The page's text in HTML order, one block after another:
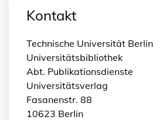
Kontakt
Technische Universität Berlin
Universitätsbibliothek
Abt. Publikationsdienste
Universitätsverlag
Fasanenstr. 88
10623 Berlin